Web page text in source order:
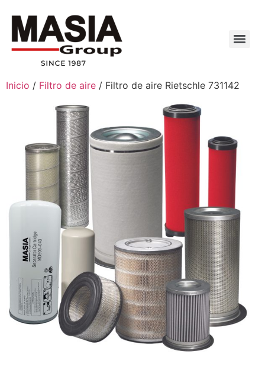
Inicio / Filtro de aire / Filtro de aire Rietschle 731142